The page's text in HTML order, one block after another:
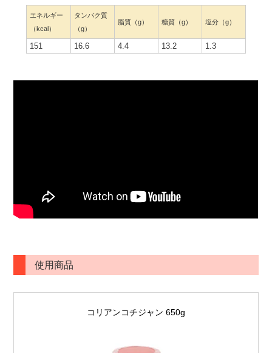
エネルギー
（kcal）
タンパク質
（g）
脂質（g） 糖質（g） 塩分（g）
151 16.6 4.4 13.2 1.3
使用商品
コリアンコチジャン 650g